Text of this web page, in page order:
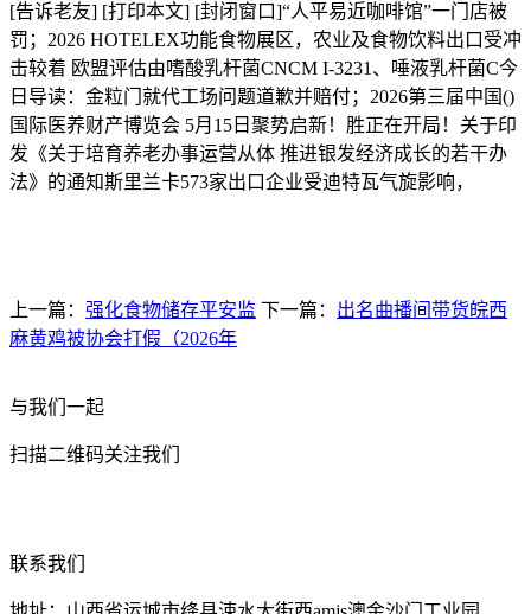
[告诉老友] [打印本文] [封闭窗口]“人平易近咖啡馆”一门店被
罚；2026 HOTELEX功能食物展区，农业及食物饮料出口受冲
击较着 欧盟评估由嗜酸乳杆菌CNCM I-3231、唾液乳杆菌C今
日导读：金粒门就代工场问题道歉并赔付；2026第三届中国()
国际医养财产博览会 5月15日聚势启新！胜正在开局！关于印
发《关于培育养老办事运营从体 推进银发经济成长的若干办
法》的通知斯里兰卡573家出口企业受迪特瓦气旋影响，
上一篇： 强化食物储存平安监 下一篇： 出名曲播间带货皖西
麻黄鸡被协会打假（2026年
与我们一起
扫描二维码关注我们
联系我们